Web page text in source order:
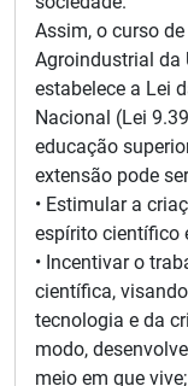
Assim, o curso
Agroindustrial da
estabelece a Lei
Nacional (Lei
educação
extensão pode
• Estimular a
espírito científico
• Incentivar o
científica,
tecnologia e da
modo,
meio em que vive;